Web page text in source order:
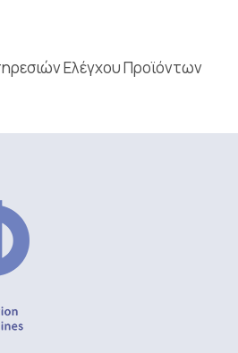
Ελέγχου Προϊόντων